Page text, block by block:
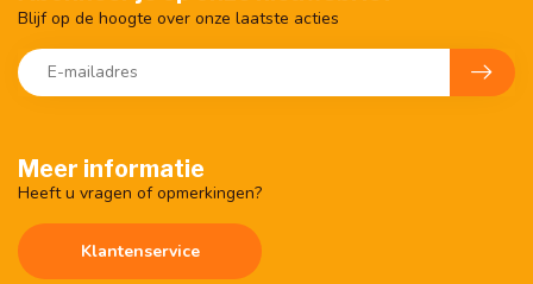
Meer informatie
Heeft u vragen of opmerkingen?
Klantenservice
Blijf op de hoogte over onze laatste acties